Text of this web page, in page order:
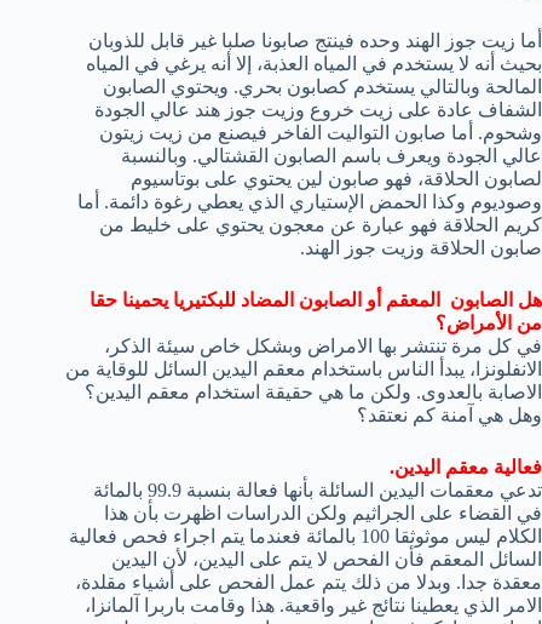
أما زيت جوز الهند وحده فينتج صابونا صلبا غير قابل للذوبان
بحيث أنه لا يستخدم في المياه العذبة، إلا أنه يرغي في المياه
المالحة وبالتالي يستخدم كصابون بحري. ويحتوي الصابون
الشفاف عادة على زيت خروع وزيت جوز هند عالي الجودة
وشحوم. أما صابون التواليت الفاخر فيصنع من زيت زيتون
عالي الجودة ويعرف باسم الصابون القشتالي. وبالنسبة
لصابون الحلاقة، فهو صابون لين يحتوي على بوتاسيوم
وصوديوم وكذا الحمض الإستياري الذي يعطي رغوة دائمة. أما
كريم الحلاقة فهو عبارة عن معجون يحتوي على خليط من
صابون الحلاقة وزيت جوز الهند.
هل الصابون المعقم أو الصابون المضاد للبكتيريا يحمينا حقا
من الأمراض؟
في كل مرة تنتشر بها الامراض وبشكل خاص سيئة الذكر،
الانفلونزا، يبدأ الناس باستخدام معقم اليدين السائل للوقاية من
الاصابة بالعدوى. ولكن ما هي حقيقة استخدام معقم اليدين؟
وهل هي آمنة كم نعتقد؟
فعالية معقم اليدين.
تدعي معقمات اليدين السائلة بأنها فعالة بنسبة 99.9 بالمائة
في القضاء على الجراثيم ولكن الدراسات اظهرت بأن هذا
الكلام ليس موثوثقا 100 بالمائة فعندما يتم اجراء فحص فعالية
السائل المعقم فأن الفحص لا يتم على اليدين، لأن اليدين
معقدة جدا. وبدلا من ذلك يتم عمل الفحص على أشياء مقلدة،
الامر الذي يعطينا نتائج غير واقعية. هذا وقامت باربرا آلمانزا،